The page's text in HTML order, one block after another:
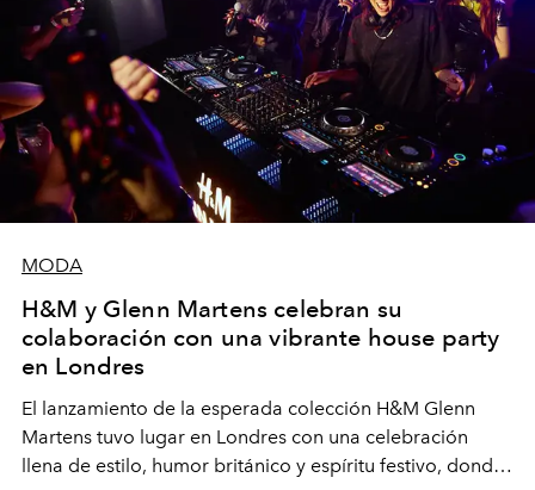
MODA
H&M y Glenn Martens celebran su
colaboración con una vibrante house party
en Londres
El lanzamiento de la esperada colección H&M Glenn
Martens tuvo lugar en Londres con una celebración
llena de estilo, humor británico y espíritu festivo, donde